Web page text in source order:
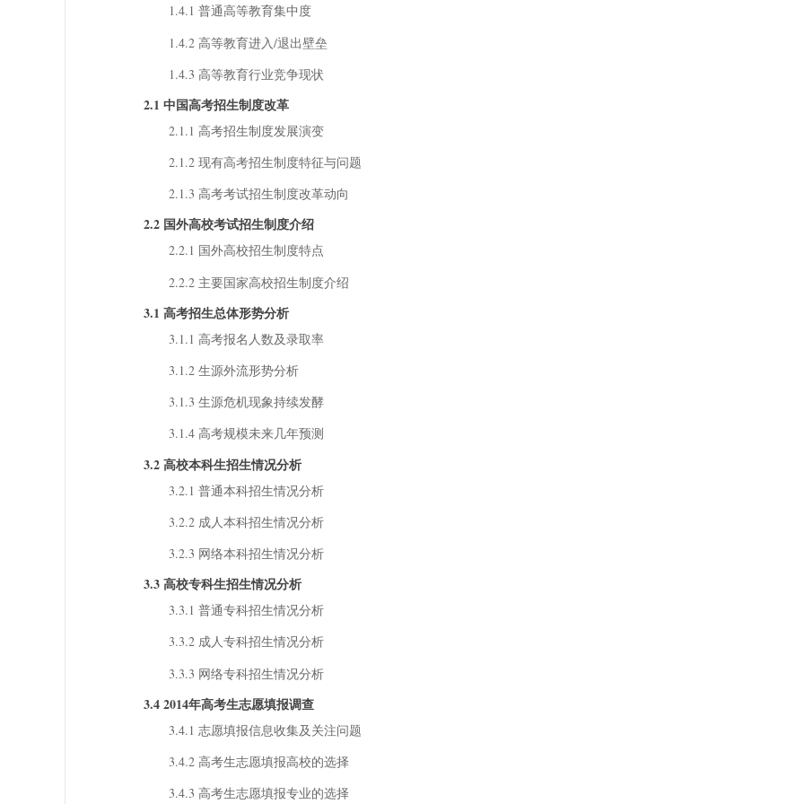
1.4.1 普通高等教育集中度
1.4.2 高等教育进入/退出壁垒
1.4.3 高等教育行业竞争现状
2.1 中国高考招生制度改革
2.1.1 高考招生制度发展演变
2.1.2 现有高考招生制度特征与问题
2.1.3 高考考试招生制度改革动向
2.2 国外高校考试招生制度介绍
2.2.1 国外高校招生制度特点
2.2.2 主要国家高校招生制度介绍
3.1 高考招生总体形势分析
3.1.1 高考报名人数及录取率
3.1.2 生源外流形势分析
3.1.3 生源危机现象持续发酵
3.1.4 高考规模未来几年预测
3.2 高校本科生招生情况分析
3.2.1 普通本科招生情况分析
3.2.2 成人本科招生情况分析
3.2.3 网络本科招生情况分析
3.3 高校专科生招生情况分析
3.3.1 普通专科招生情况分析
3.3.2 成人专科招生情况分析
3.3.3 网络专科招生情况分析
3.4 2014年高考生志愿填报调查
3.4.1 志愿填报信息收集及关注问题
3.4.2 高考生志愿填报高校的选择
3.4.3 高考生志愿填报专业的选择